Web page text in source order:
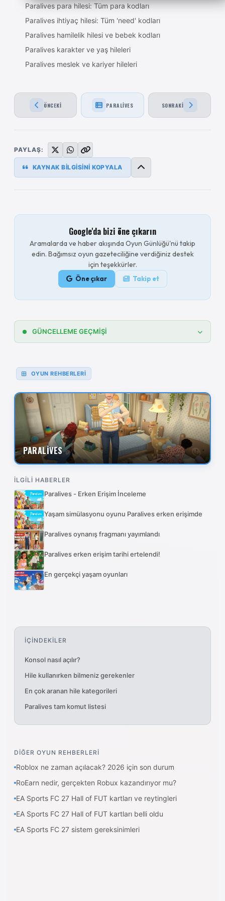
OYUN REHBERLERİ
PARALİVES
İLGİLİ HABERLER
Paralives - Erken Erişim İnceleme
Yaşam simülasyonu oyunu Paralives erken erişimde
Paralives oynanış fragmanı yayımlandı
Paralives erken erişim tarihi ertelendi!
En gerçekçi yaşam oyunları
Paralives para hilesi: Tüm para kodları
Paralives ihtiyaç hilesi: Tüm 'need' kodları
Paralives hamilelik hilesi ve bebek kodları
Paralives karakter ve yaş hileleri
Paralives meslek ve kariyer hileleri
ÖNCEKI PARALIVES SONRAKI
PAYLAŞ:
KAYNAK BİLGİSİNİ KOPYALA
Google'da bizi öne çıkarın
Aramalarda ve haber akışında Oyun Günlüğü'nü takip
edin. Bağımsız oyun gazeteciliğine verdiğiniz destek
için teşekkürler.
Öne çıkar Takip et
GÜNCELLEME GEÇMİŞİ
İÇİNDEKİLER
Konsol nasıl açılır?
Hile kullanırken bilmeniz gerekenler
En çok aranan hile kategorileri
Paralives tam komut listesi
DİĞER OYUN REHBERLERİ
Roblox ne zaman açılacak? 2026 için son durum
RoEarn nedir, gerçekten Robux kazandırıyor mu?
EA Sports FC 27 Hall of FUT kartları ve reytingleri
EA Sports FC 27 Hall of FUT kartları belli oldu
EA Sports FC 27 sistem gereksinimleri